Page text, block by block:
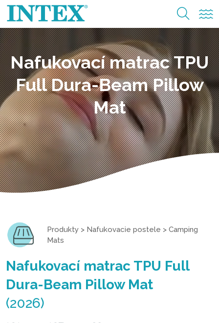
Nafukovací matrac TPU
Full Dura-Beam Pillow
Mat
Produkty > Nafukovacie postele > Camping
Mats
Nafukovací matrac TPU Full
Dura-Beam Pillow Mat
(2026)